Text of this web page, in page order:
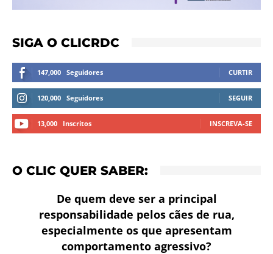
SIGA O CLICRDC
147,000 Seguidores CURTIR
120,000 Seguidores SEGUIR
13,000 Inscritos INSCREVA-SE
O CLIC QUER SABER:
De quem deve ser a principal
responsabilidade pelos cães de rua,
especialmente os que apresentam
comportamento agressivo?